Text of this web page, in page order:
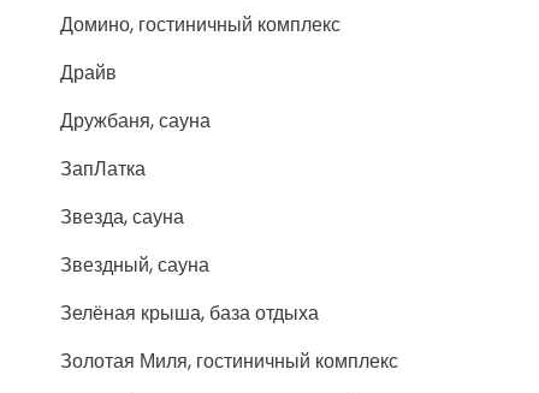
Домино, гостиничный комплекс
Драйв
Дружбаня, сауна
ЗапЛатка
Звезда, сауна
Звездный, сауна
Зелёная крыша, база отдыха
Золотая Миля, гостиничный комплекс